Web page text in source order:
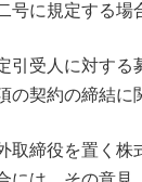
号に規定する場
引受人に対する
の契約の締結に
取締役を置く株